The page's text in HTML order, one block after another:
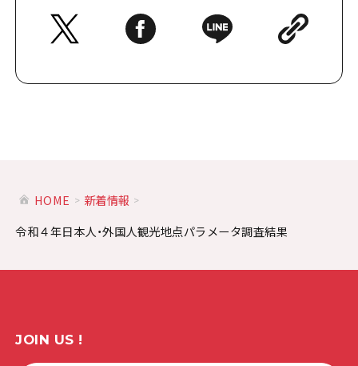
HOME
新着情報
令和４年日本人・外国人観光地点パラメータ調査結果
JOIN US !